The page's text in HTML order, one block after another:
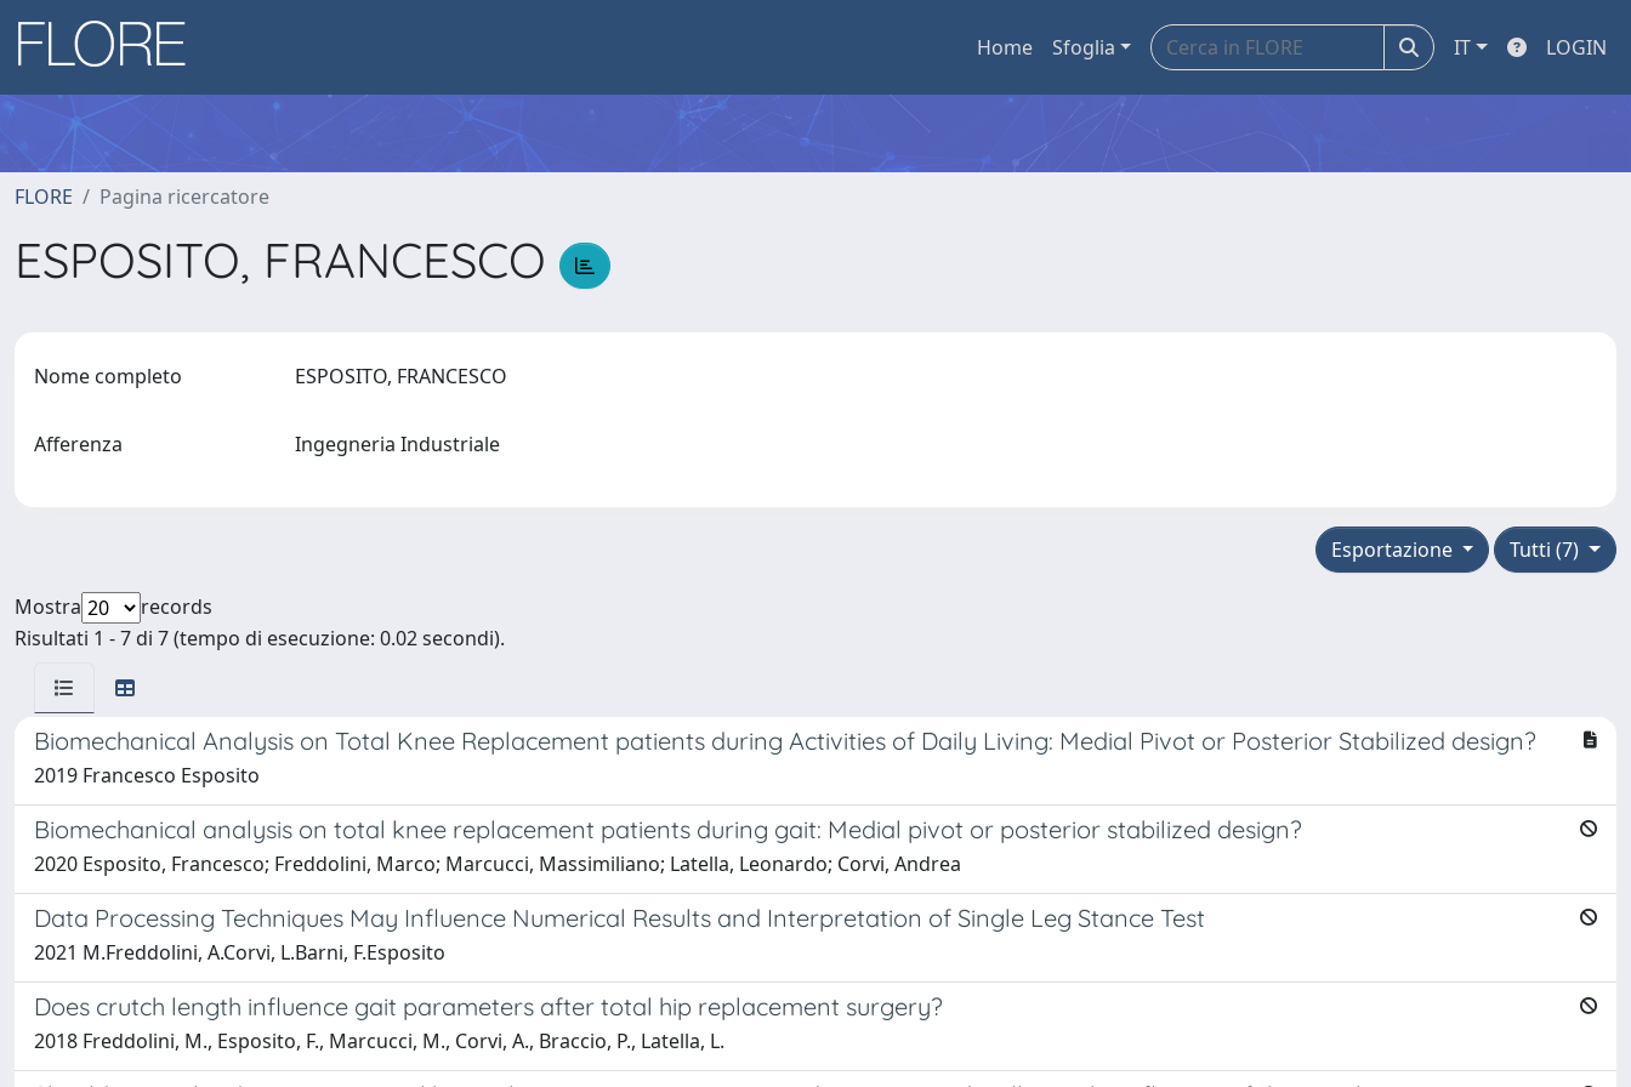
Home Sfoglia IT LOGIN
FLORE Pagina ricercatore
ESPOSITO, FRANCESCO
Nome completo ESPOSITO, FRANCESCO
Afferenza Ingegneria Industriale
Tutti (7)
Esportazione
Mostra
records
Risultati 1 - 7 di 7 (tempo di esecuzione: 0.02 secondi).
Biomechanical Analysis on Total Knee Replacement patients during Activities of Daily Living: Medial Pivot or Posterior Stabilized design?
2019 Francesco Esposito
Biomechanical analysis on total knee replacement patients during gait: Medial pivot or posterior stabilized design?
2020 Esposito, Francesco; Freddolini, Marco; Marcucci, Massimiliano; Latella, Leonardo; Corvi, Andrea
Data Processing Techniques May Influence Numerical Results and Interpretation of Single Leg Stance Test
2021 M.Freddolini, A.Corvi, L.Barni, F.Esposito
Does crutch length influence gait parameters after total hip replacement surgery?
2018 Freddolini, M., Esposito, F., Marcucci, M., Corvi, A., Braccio, P., Latella, L.